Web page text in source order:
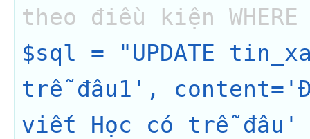
theo điều kiện
$sql = "UPDATE
trễ đâu1',
viết Học có trễ đâu'